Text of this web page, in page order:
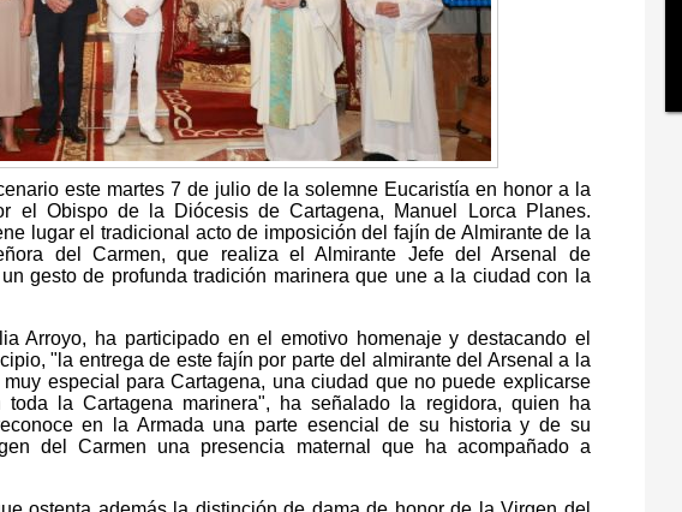
este martes 7 de julio de la solemne Eucaristía en honor a la
el Obispo de la Diócesis de Cartagena, Manuel Lorca Planes.
lugar el tradicional acto de imposición del fajín de Almirante de la
del Carmen, que realiza el Almirante Jefe del Arsenal de
gesto de profunda tradición marinera que une a la ciudad con la
Arroyo, ha participado en el emotivo homenaje y destacando el
"la entrega de este fajín por parte del almirante del Arsenal a la
especial para Cartagena, una ciudad que no puede explicarse
la Cartagena marinera", ha señalado la regidora, quien ha
en la Armada una parte esencial de su historia y de su
del Carmen una presencia maternal que ha acompañado a